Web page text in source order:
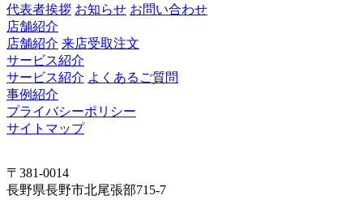
代表者挨拶 お知らせ お問い合わせ
店舗紹介
店舗紹介 来店受取注文
サービス紹介
サービス紹介 よくあるご質問
事例紹介
プライバシーポリシー
サイトマップ
〒381-0014
長野県長野市北尾張部715-7